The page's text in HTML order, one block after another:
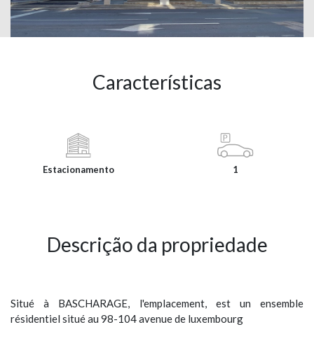
Características
Estacionamento 1
Descrição da propriedade
Situé à BASCHARAGE, l'emplacement, est un ensemble
résidentiel situé au 98-104 avenue de luxembourg